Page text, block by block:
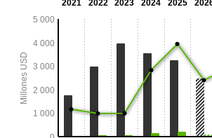
de contabilidad de vagones, gestión
logística de flotas, administración y
vagones.